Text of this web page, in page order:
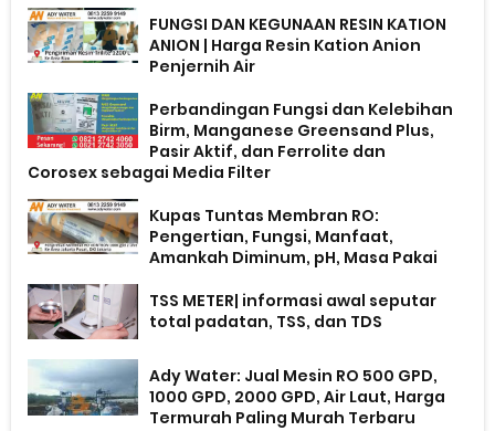
FUNGSI DAN KEGUNAAN RESIN KATION
ANION | Harga Resin Kation Anion
Penjernih Air
Perbandingan Fungsi dan Kelebihan
Birm, Manganese Greensand Plus,
Pasir Aktif, dan Ferrolite dan
Corosex sebagai Media Filter
Kupas Tuntas Membran RO:
Pengertian, Fungsi, Manfaat,
Amankah Diminum, pH, Masa Pakai
TSS METER| informasi awal seputar
total padatan, TSS, dan TDS
Ady Water: Jual Mesin RO 500 GPD,
1000 GPD, 2000 GPD, Air Laut, Harga
Termurah Paling Murah Terbaru